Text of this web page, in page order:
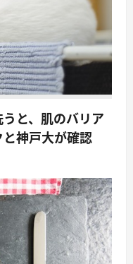
うと、肌のバリア
神戸大が確認